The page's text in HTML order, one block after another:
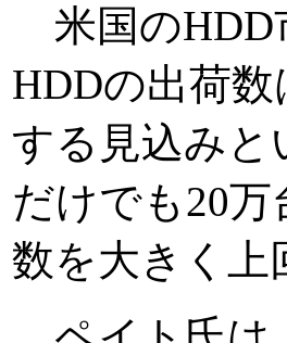
米国のHDD
HDDの出荷数
する見込みと
だけでも20
数を大きく上